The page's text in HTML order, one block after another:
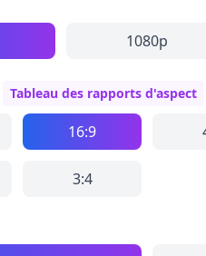
1080p
Tableau des rapports d'aspect
16:9
3:4